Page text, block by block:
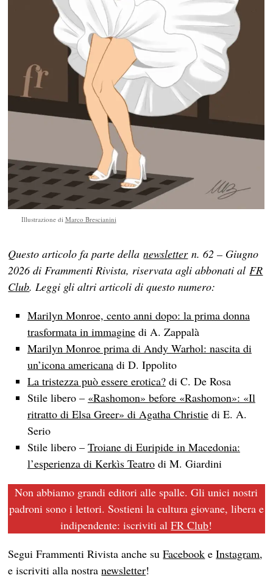
Illustrazione di Marco Brescianini
Questo articolo fa parte dellanewslettern. 62 – Giugno
2026 di Frammenti Rivista, riservata agli abbonati alFR
Club. Leggi gli altri articoli di questo numero:
Marilyn Monroe, cento anni dopo: la prima donna
trasformata in immaginedi A. Zappalà
Marilyn Monroe prima di Andy Warhol: nascita di
un’icona americanadi D. Ippolito
La tristezza può essere erotica?di C. De Rosa
Stile libero – «Rashomon» before «Rashomon»: «Il
ritratto di Elsa Greer» di Agatha Christiedi E. A.
Serio
Stile libero – Troiane di Euripide in Macedonia:
l’esperienza di Kerkìs Teatrodi M. Giardini
Non abbiamo grandi editori alle spalle. Gli unici nostri
padroni sono i lettori. Sostieni la cultura giovane, libera e
indipendente: iscriviti alFR Club!
Segui Frammenti Rivista anche suFacebook eInstagram,
e iscriviti alla nostranewsletter!